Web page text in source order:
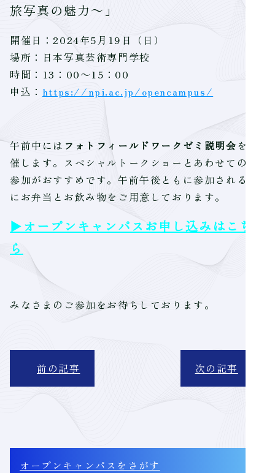
旅写真の魅力～」
開催日：2024年5月19日（日）
場所：日本写真芸術専門学校
時間：13：00～15：00
申込： https://npi.ac.jp/opencampus/
午前中には フォトフィールドワークゼミ説明会を開
催します。スペシャルトークショーとあわせてのご
参加がおすすめです。午前午後ともに参加される方
にお弁当とお飲み物をご用意しております。
▶オープンキャンパスお申し込みはこち
ら
みなさまのご参加をお待ちしております。
前の記事 次の記事
オープンキャンパス をさがす